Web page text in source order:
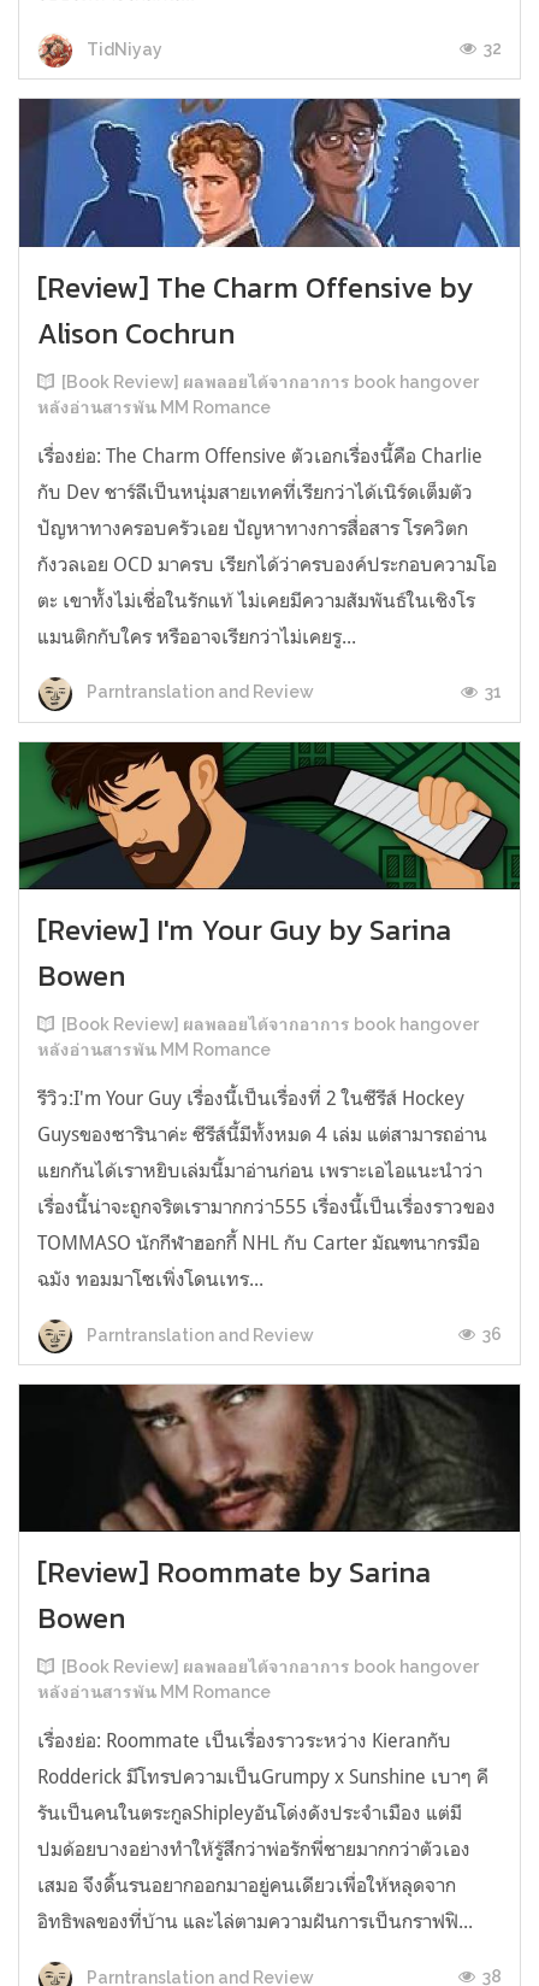
TidNiyay 32
[Review] The Charm Offensive by
Alison Cochrun
[Book Review] ผลพลอยได้จากอาการ book hangover
หลังอ่านสารพัน MM Romance
เรื่องย่อ: The Charm Offensive ตัวเอกเรื่องนี้คือ Charlie
กับ Dev ชาร์ลีเป็นหนุ่มสายเทคที่เรียกว่าได้เนิร์ดเต็มตัว
ปัญหาทางครอบครัวเอย ปัญหาทางการสื่อสาร โรควิตก
กังวลเอย OCD มาครบ เรียกได้ว่าครบองค์ประกอบความโอ
ตะ เขาทั้งไม่เชื่อในรักแท้ ไม่เคยมีความสัมพันธ์ในเชิงโร
แมนติกกับใคร หรืออาจเรียกว่าไม่เคยรู...
Parntranslation and Review 31
[Review] I'm Your Guy by Sarina
Bowen
[Book Review] ผลพลอยได้จากอาการ book hangover
หลังอ่านสารพัน MM Romance
รีวิว:I'm Your Guy เรื่องนี้เป็นเรื่องที่ 2 ในซีรีส์ Hockey
Guysของซารินาค่ะ ซีรีส์นี้มีทั้งหมด 4 เล่ม แต่สามารถอ่าน
แยกกันได้เราหยิบเล่มนี้มาอ่านก่อน เพราะเอไอแนะนำว่า
เรื่องนี้น่าจะถูกจริตเรามากกว่า555 เรื่องนี้เป็นเรื่องราวของ
TOMMASO นักกีฬาฮอกกี้ NHL กับ Carter มัณฑนากรมือ
ฉมัง ทอมมาโซเพิ่งโดนเทร...
Parntranslation and Review 36
[Review] Roommate by Sarina
Bowen
[Book Review] ผลพลอยได้จากอาการ book hangover
หลังอ่านสารพัน MM Romance
เรื่องย่อ: Roommate เป็นเรื่องราวระหว่าง Kieranกับ
Rodderick มีโทรปความเป็นGrumpy x Sunshine เบาๆ คี
รันเป็นคนในตระกูลShipleyอันโด่งดังประจำเมือง แต่มี
ปมด้อยบางอย่างทำให้รู้สึกว่าพ่อรักพี่ชายมากกว่าตัวเอง
เสมอ จึงดิ้นรนอยากออกมาอยู่คนเดียวเพื่อให้หลุดจาก
อิทธิพลของที่บ้าน และไล่ตามความฝันการเป็นกราฟฟิ...
Parntranslation and Review 38